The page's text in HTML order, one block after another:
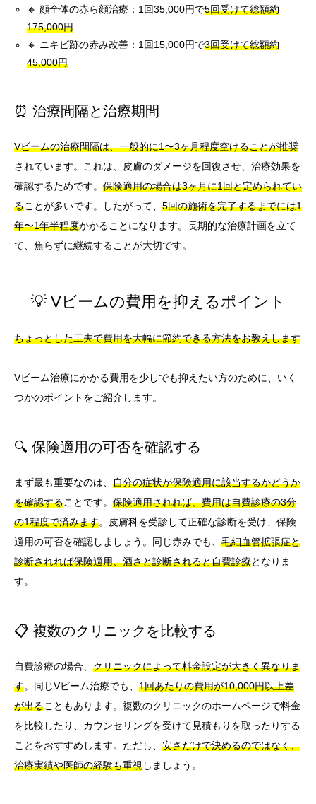
🔸 顔全体の赤ら顔治療：1回35,000円で5回受けて総額約
175,000円
🔸 ニキビ跡の赤み改善：1回15,000円で3回受けて総額約
45,000円
⏰ 治療間隔と治療期間
Vビームの治療間隔は、一般的に1〜3ヶ月程度空けることが推奨
されています。これは、皮膚のダメージを回復させ、治療効果を
確認するためです。 保険適用の場合は3ヶ月に1回と定められてい
ることが多いです。したがって、 5回の施術を完了するまでには1
年〜1年半程度かかることになります。長期的な治療計画を立て
て、焦らずに継続することが大切です。
💡 Vビームの費用を抑えるポイント
ちょっとした工夫で費用を大幅に節約できる方法をお教えします
Vビーム治療にかかる費用を少しでも抑えたい方のために、いく
つかのポイントをご紹介します。
🔍 保険適用の可否を確認する
まず最も重要なのは、 自分の症状が保険適用に該当するかどうか
を確認することです。 保険適用されれば、費用は自費診療の3分
の1程度で済みます。皮膚科を受診して正確な診断を受け、保険
適用の可否を確認しましょう。同じ赤みでも、 毛細血管拡張症と
診断されれば保険適用、酒さと診断されると自費診療となりま
す。
📋 複数のクリニックを比較する
自費診療の場合、 クリニックによって料金設定が大きく異なりま
す。同じVビーム治療でも、 1回あたりの費用が10,000円以上差
が出ることもあります。複数のクリニックのホームページで料金
を比較したり、カウンセリングを受けて見積もりを取ったりする
ことをおすすめします。ただし、 安さだけで決めるのではなく、
治療実績や医師の経験も重視しましょう。